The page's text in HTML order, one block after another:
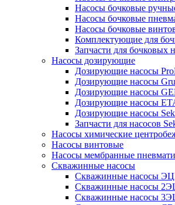
Насосы бочковые
Насосы бочковые
Насосы бочковые
Комплектующие для
Запчасти для бочковых
Насосы дозирующие
Дозирующие насосы
Дозирующие насосы
Дозирующие насосы
Дозирующие насосы
Дозирующие насосы
Запчасти для насосов
Насосы химические
Насосы винтовые
Насосы мембранные
Скважинные насосы
Скважинные насосы
Скважинные насосы
Скважинные насосы